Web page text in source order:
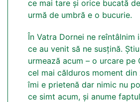
ce mai tare și orice bucată
urmă de umbră e o bucurie.
În Vatra Dornei ne reîntâlnim
ce au venit să ne susțină.
urmează acum – o urcare pe
cel mai călduros moment din
îmi e prietenă dar nimic nu
ce simt acum, și anume